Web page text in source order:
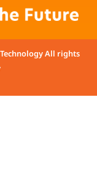
All rights